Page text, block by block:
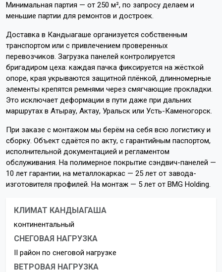
Минимальная партия — от 250 м², по запросу делаем и
меньшие партии для ремонтов и достроек.
Доставка в Кандыагаше организуется собственным
транспортом или с привлечением проверенных
перевозчиков. Загрузка панелей контролируется
бригадиром цеха: каждая пачка фиксируется на жёсткой
опоре, края укрываются защитной плёнкой, длинномерные
элементы крепятся ремнями через смягчающие прокладки.
Это исключает деформации в пути даже при дальних
маршрутах в Атырау, Актау, Уральск или Усть-Каменогорск.
При заказе с монтажом мы берём на себя всю логистику и
сборку. Объект сдаётся по акту, с гарантийным паспортом,
исполнительной документацией и регламентом
обслуживания. На полимерное покрытие сэндвич-панелей —
10 лет гарантии, на металлокаркас — 25 лет от завода-
изготовителя профилей. На монтаж — 5 лет от BMG Holding.
КЛИМАТ КАНДЫАГАША
континентальный
СНЕГОВАЯ НАГРУЗКА
II район по снеговой нагрузке
ВЕТРОВАЯ НАГРУЗКА